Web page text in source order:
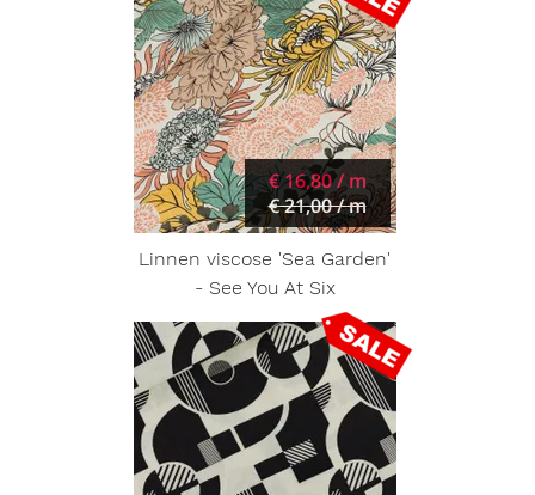
€ 16,80 / m
€ 21,00 / m
Linnen viscose 'Sea Garden'
- See You At Six